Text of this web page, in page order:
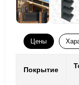
Цены
Покрытие